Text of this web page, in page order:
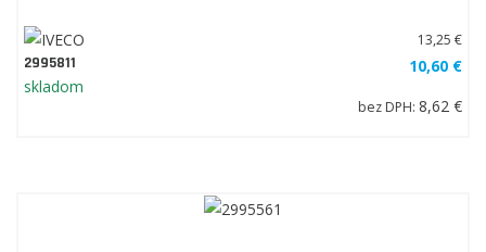
2995811
skladom
13,25 €
10,60 €
bez DPH: 8,62 €